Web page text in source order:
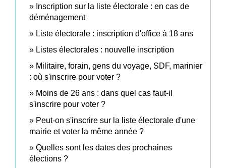
Inscription sur la liste électorale : en cas de
déménagement
Liste électorale : inscription d'office à 18 ans
Listes électorales : nouvelle inscription
Militaire, forain, gens du voyage, SDF, marinier
: où s'inscrire pour voter ?
Moins de 26 ans : dans quel cas faut-il
s'inscrire pour voter ?
Peut-on s'inscrire sur la liste électorale d'une
mairie et voter la même année ?
Quelles sont les dates des prochaines
élections ?